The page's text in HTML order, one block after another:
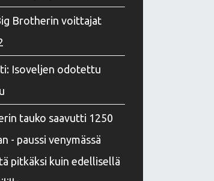
Brotherin voittajat
Isoveljen odotettu
tauko saavutti 1250
- paussi venymässä
pitkäksi kuin edellisellä